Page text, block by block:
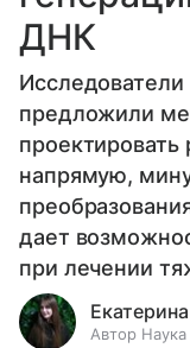
ДНК
предложили
напрямую,
дает
при лечении
Автор Наука